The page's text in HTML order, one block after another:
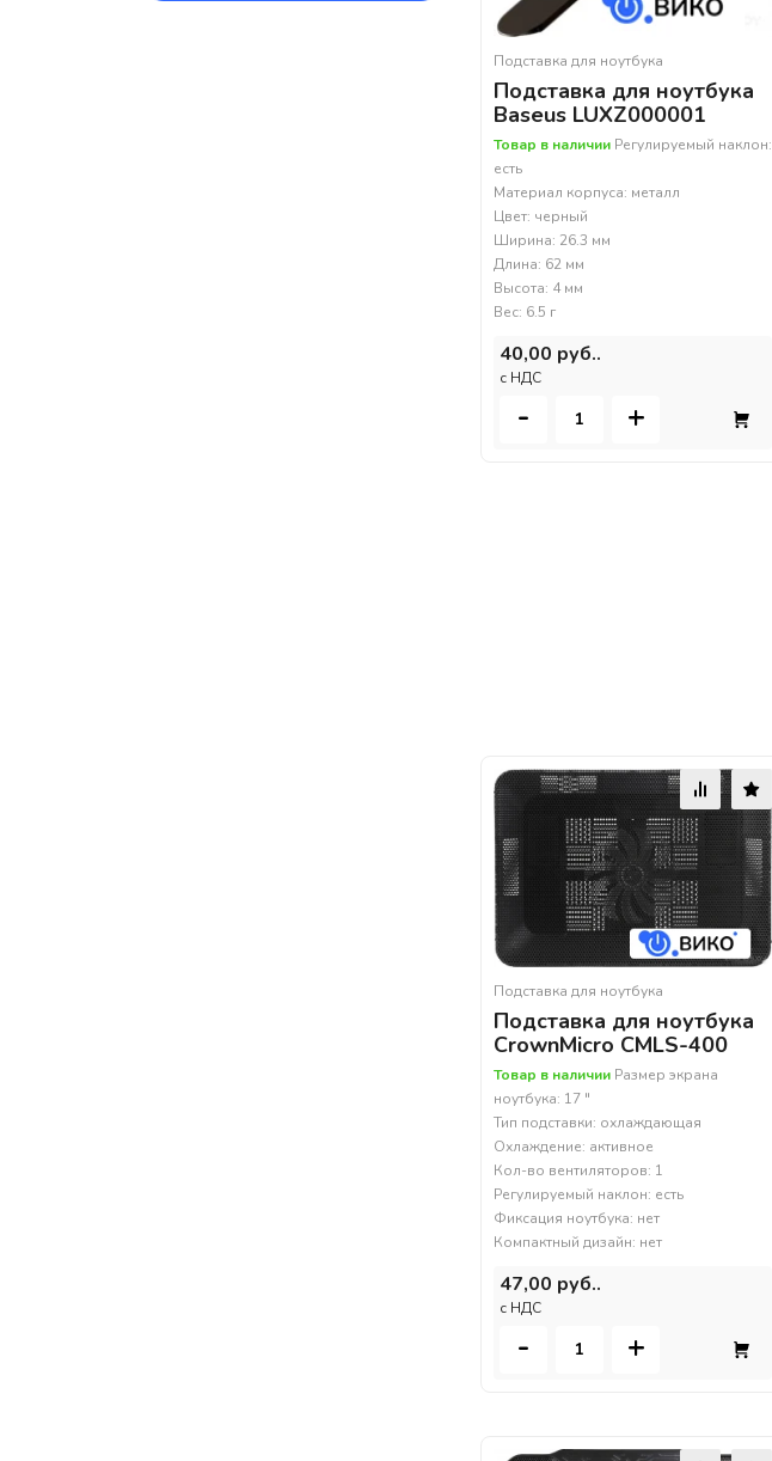
Подставка для ноутбука
Подставка для ноутбука
Baseus LUXZ000001
Товар в наличии Регулируемый наклон:
есть
Материал корпуса: металл
Цвет: черный
Ширина: 26.3 мм
Длина: 62 мм
Высота: 4 мм
Вес: 6.5 г
40,00 руб..
c НДС
- +
Подставка для ноутбука
Подставка для ноутбука
CrownMicro CMLS-400
Товар в наличии Размер экрана
ноутбука: 17 "
Тип подставки: охлаждающая
Охлаждение: активное
Кол-во вентиляторов: 1
Регулируемый наклон: есть
Фиксация ноутбука: нет
Компактный дизайн: нет
47,00 руб..
c НДС
- +